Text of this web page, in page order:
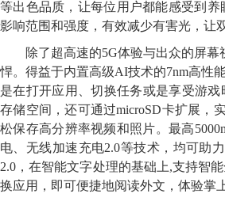
等出色品质，让每位用户都能感受到
影响范围和强度，有效减少有害光，让
除了超高速的5G体验与出众的屏
悍。得益于内置高级AI技术的7nm高性
是在打开应用、切换任务或是享受游
存储空间，还可通过microSD卡扩展，
松保存高分辨率视频和照片。最高
电、无线加速充电2.0等技术，均可助
2.0，在智能文字处理的基础上,支持智
换应用，即可便捷地阅读外文，体验掌